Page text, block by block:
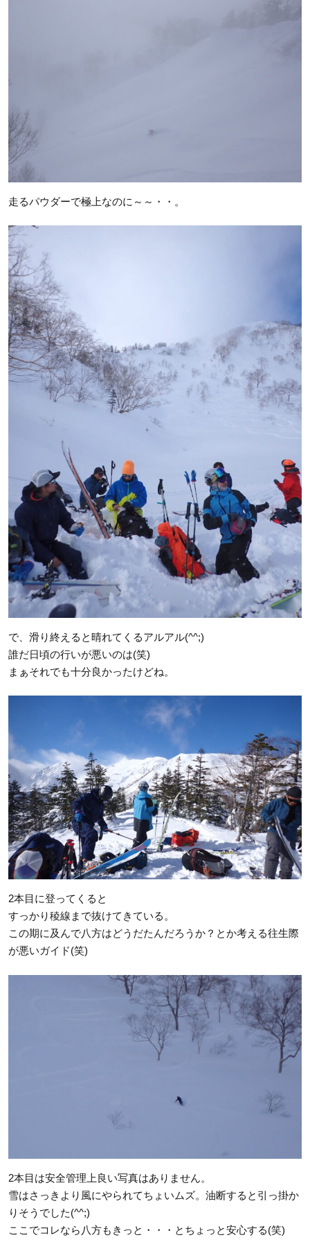
走るパウダーで極上なのに～～・・。
で、滑り終えると晴れてくるアルアル(^^;)
誰だ日頃の行いが悪いのは(笑)
まぁそれでも十分良かったけどね。
2本目に登ってくると
すっかり稜線まで抜けてきている。
この期に及んで八方はどうだたんだろうか？とか考える往生際
が悪いガイド(笑)
2本目は安全管理上良い写真はありません。
雪はさっきより風にやられてちょいムズ。油断すると引っ掛か
りそうでした(^^;)
ここでコレなら八方もきっと・・・とちょっと安心する(笑)